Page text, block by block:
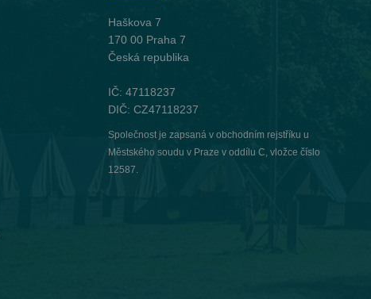
Haškova 7
170 00 Praha 7
Česká republika
IČ: 47118237
DIČ: CZ47118237
Společnost je zapsaná v obchodním rejstříku u
Městského soudu v Praze v oddílu C, vložce číslo
12587.